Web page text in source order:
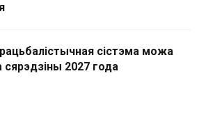
сістэма можа
2027 года